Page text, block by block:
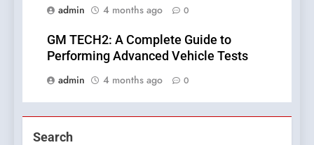
admin
4 months ago 0
GM TECH2: A Complete Guide to
Performing Advanced Vehicle Tests
admin
4 months ago 0
Search